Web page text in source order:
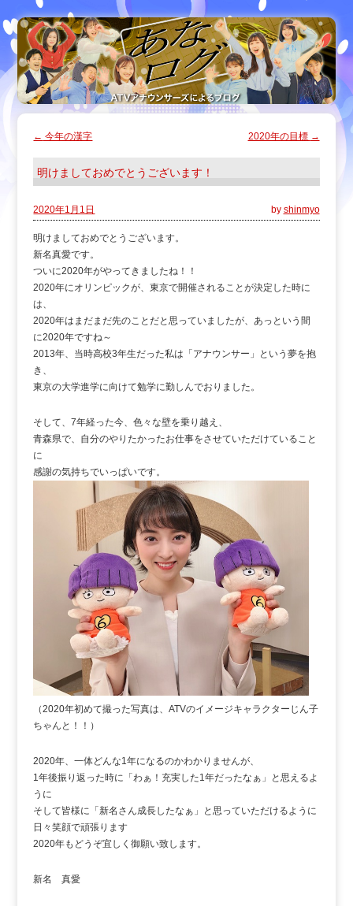
← 今年の漢字 2020年の目標 →
明けましておめでとうございます！
2020年1月1日 by shinmyo
明けましておめでとうございます。
新名真愛です。
ついに2020年がやってきましたね！！
2020年にオリンピックが、東京で開催されることが決定した時に
は、
2020年はまだまだ先のことだと思っていましたが、あっという間
に2020年ですね～
2013年、当時高校3年生だった私は「アナウンサー」という夢を抱
き、
東京の大学進学に向けて勉学に勤しんでおりました。
そして、7年経った今、色々な壁を乗り越え、
青森県で、自分のやりたかったお仕事をさせていただけていること
に
感謝の気持ちでいっぱいです。
（2020年初めて撮った写真は、ATVのイメージキャラクターじん子
ちゃんと！！）
2020年、一体どんな1年になるのかわかりませんが、
1年後振り返った時に「わぁ！充実した1年だったなぁ」と思えるよ
うに
そして皆様に「新名さん成長したなぁ」と思っていただけるように
日々笑顔で頑張ります
2020年もどうぞ宜しく御願い致します。
新名 真愛